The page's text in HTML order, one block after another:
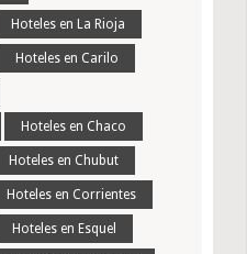
Hoteles en La Rioja
Hoteles en Carilo
Hoteles en Chaco
Hoteles en Chubut
Hoteles en Corrientes
Hoteles en Esquel